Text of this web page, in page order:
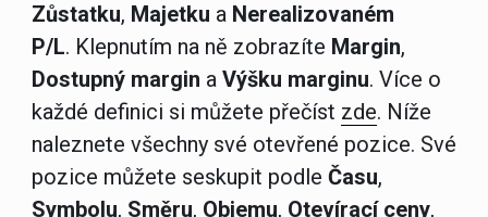
Zůstatku, Majetku a Nerealizovaném
P/L. Klepnutím na ně zobrazíte Margin,
Dostupný margin a Výšku marginu. Více o
každé definici si můžete přečíst zde. Níže
naleznete všechny své otevřené pozice. Své
pozice můžete seskupit podle Času,
Symbolu, Směru, Objemu, Otevírací ceny,